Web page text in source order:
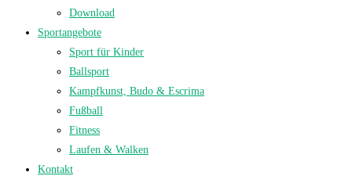
Download
Sportangebote
Sport für Kinder
Ballsport
Kampfkunst, Budo & Escrima
Fußball
Fitness
Laufen & Walken
Kontakt